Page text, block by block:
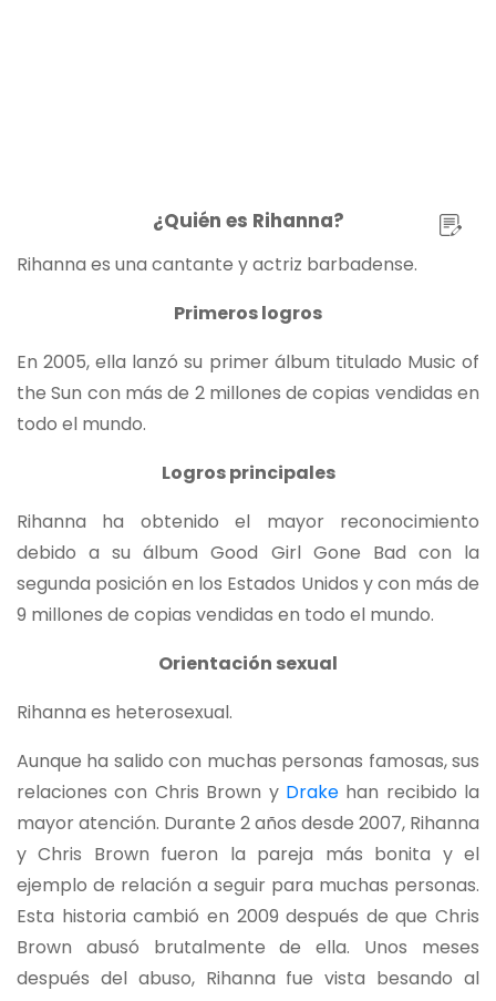
¿Quién es Rihanna?
Rihanna es una cantante y actriz barbadense.
Primeros logros
En 2005, ella lanzó su primer álbum titulado Music of
the Sun con más de 2 millones de copias vendidas en
todo el mundo.
Logros principales
Rihanna ha obtenido el mayor reconocimiento
debido a su álbum Good Girl Gone Bad con la
segunda posición en los Estados Unidos y con más de
9 millones de copias vendidas en todo el mundo.
Orientación sexual
Rihanna es heterosexual.
Aunque ha salido con muchas personas famosas, sus
relaciones con Chris Brown y Drakehan recibido la
mayor atención. Durante 2 años desde 2007, Rihanna
y Chris Brown fueron la pareja más bonita y el
ejemplo de relación a seguir para muchas personas.
Esta historia cambió en 2009 después de que Chris
Brown abusó brutalmente de ella. Unos meses
después del abuso, Rihanna fue vista besando al